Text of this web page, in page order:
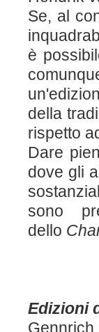
Se, al
è
della
rispetto
Dare
dove gli
sono
dello
Edizioni